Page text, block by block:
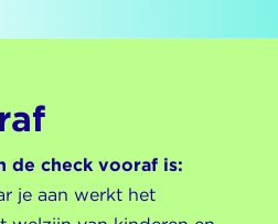
de check vooraf is:
je aan werkt het